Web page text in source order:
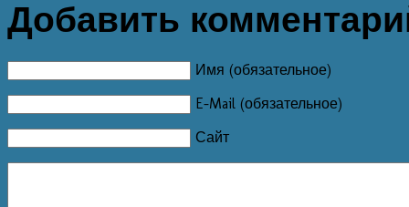
Добавить
Имя (обязательное)
E-Mail (обязательное)
Сайт